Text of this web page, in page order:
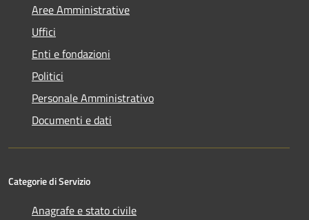
Aree Amministrative
Uffici
Enti e fondazioni
Politici
Personale Amministrativo
Documenti e dati
Categorie di Servizio
Anagrafe e stato civile